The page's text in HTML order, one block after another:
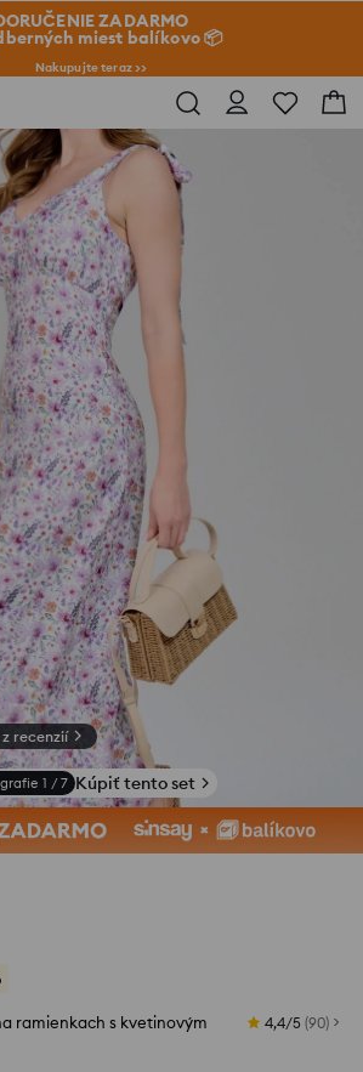
ZADARMO
miest balíkovo 📦
Nakupujte teraz >>
recenzií
1 / 7 Kúpiť tento set
ramienkach s kvetinovým
4,4/5 (90)